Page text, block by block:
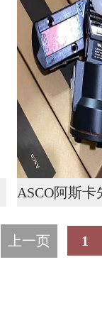
ASCO阿斯
磁阀二
上一页 1